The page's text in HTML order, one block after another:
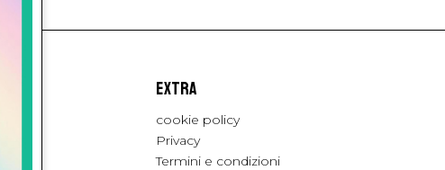
EXTRA
cookie policy
Privacy
Termini e condizioni